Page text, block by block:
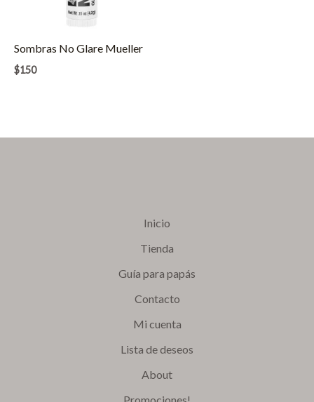
Sombras No Glare Mueller
$150
Inicio
Tienda
Guía para papás
Contacto
Mi cuenta
Lista de deseos
About